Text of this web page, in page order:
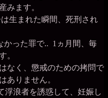
みます。
生まれた瞬間、死刑され
かった罪で.. 1ヵ月間、毎
。
なく、懲戒のための拷問で
ありません。
浮浪者を誘惑して、妊娠し